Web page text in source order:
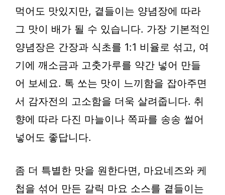
먹어도 맛있지만, 곁들이는 양념장에 따라
그 맛이 배가 될 수 있습니다. 가장 기본적인
양념장은 간장과 식초를 1:1 비율로 섞고, 여
기에 깨소금과 고춧가루를 약간 넣어 만들
어 보세요. 톡 쏘는 맛이 느끼함을 잡아주면
서 감자전의 고소함을 더욱 살려줍니다. 취
향에 따라 다진 마늘이나 쪽파를 송송 썰어
넣어도 좋답니다.
좀 더 특별한 맛을 원한다면, 마요네즈와 케
첩을 섞어 만든 갈릭 마요 소스를 곁들이는